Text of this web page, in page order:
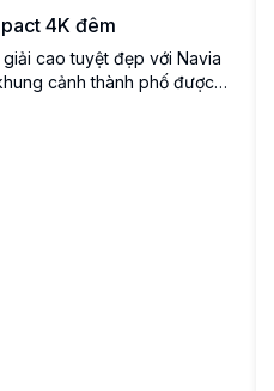
4K đêm
cao tuyệt đẹp với Navia
cảnh thành phố được